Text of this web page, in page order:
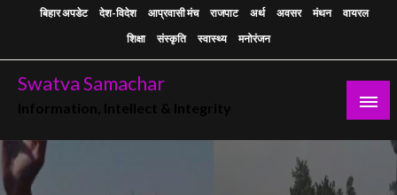
बिहार अपडेट देश-विदेश आप्रवासी मंच राजपाट अर्थ अवसर मंथन
वायरल
शिक्षा
संस्कृति स्वास्थ्य मनोरंजन
Swatva Samachar